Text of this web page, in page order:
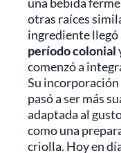
otras raíces
ingrediente llegó
período colonial
comenzó a
Su
pasó a ser más
adaptada al
como una
criolla. Hoy en